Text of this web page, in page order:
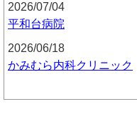
2026/07/04
平和台病院
2026/06/18
かみむら内科クリニック